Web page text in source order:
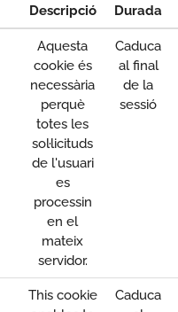
Descripció Durada
Aquesta
cookie és
necessària
perquè
totes les
sol·licituds
de l'usuari
es
processin
en el
mateix
servidor.
Caduca
al final
de la
sessió
This cookie
Caduca